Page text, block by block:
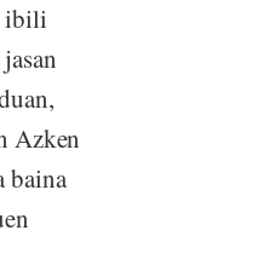
ibili
Azken
baina